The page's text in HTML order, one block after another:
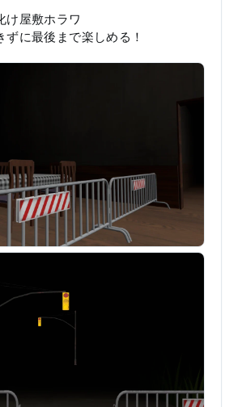
け屋敷ホラワ
に最後まで楽しめる！